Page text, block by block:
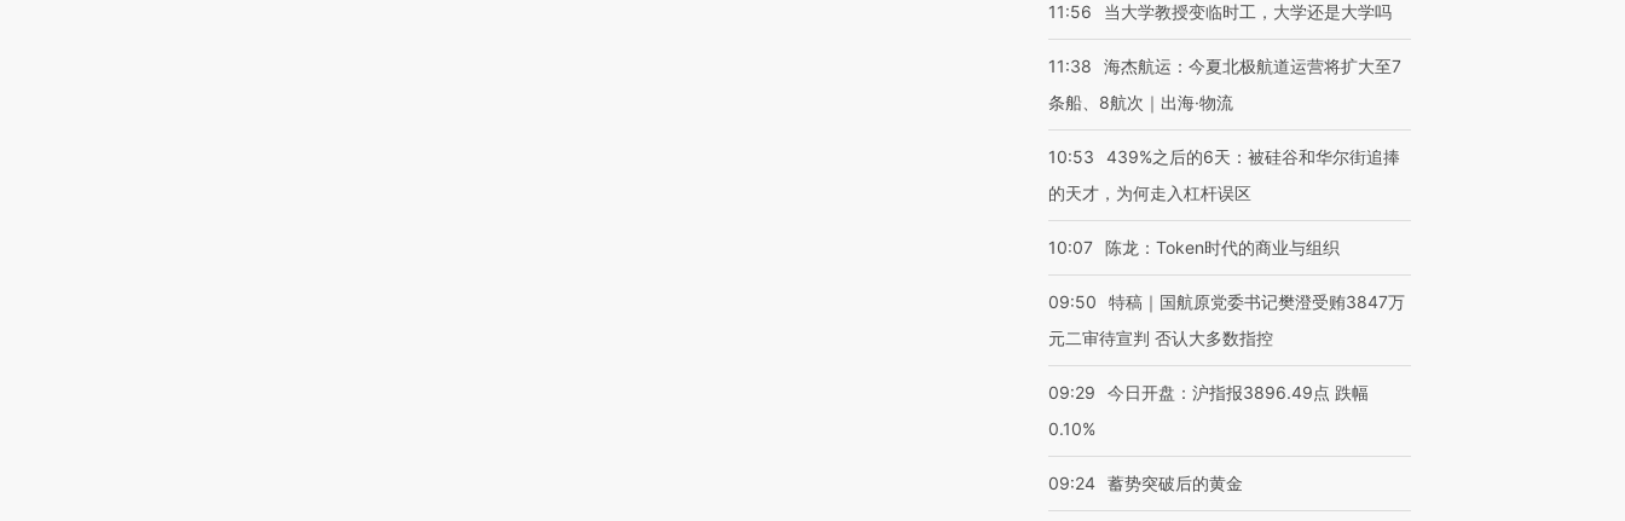
11:56 当大学教授变临时工，大学还是大学吗
11:38
海杰航运：今夏北极航道运营将扩大至7
条船、8航次｜出海·物流
10:53
439%之后的6天：被硅谷和华尔街追捧
的天才，为何走入杠杆误区
10:07 陈龙：Token时代的商业与组织
09:50
特稿｜国航原党委书记樊澄受贿3847万
元二审待宣判 否认大多数指控
09:29
今日开盘：沪指报3896.49点 跌幅
0.10%
09:24 蓄势突破后的黄金